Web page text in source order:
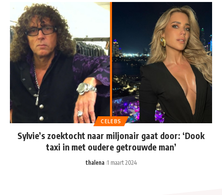
CELEBS
Sylvie’s zoektocht naar miljonair gaat door: ‘Dook
taxi in met oudere getrouwde man’
thalena 1 maart 2024